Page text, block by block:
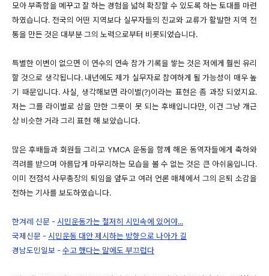
모아 부족함을 메꾸고 잘 하는 경험을 넓혀 확장할 수 있도록 하는 토대를 마련
하였습니다. 전국의 어떤 지역보다 실무자들의 친교와 교류가 활발한 지역 전
통을 만든 것은 대부분 그의 노력으로부터 비롯되었습니다.
특별한 이변이 없으면 이 연수의 연속 참가 기록을 쌓는 것은 저에게 훨씬 유리
할 것으로 생각됩니다. 내년에도 제가 실무자로 참여하게 될 가능성이 매우 높
기 때문입니다. 사실, 생각해보면 라이벌(?)이라는 표현은 좀 과장 되었지요.
저는 그를 라이벌로 삼을 만한 그릇이 못 되는 후배입니다만, 이건 그냥 개근
상 비슷한 거라 그리 표현 해 보았습니다.
많은 후배들과 회원들 그리고 YMCA 운동을 함께 해온 동역자들에게 축하와
격려를 받으며 아름답게 마무리하는 모습을 볼 수 없는 것은 큰 아쉬움입니다.
이미 전점석 사무총장의 퇴임을 앞두고 여러 언론 매체에서 그의 은퇴 소감을
전하는 기사를 보도하였습니다.
한겨레 신문 - 시민운동가는 철저히 시민속에 있어야...
국제신문 - 시민운동 대안 제시하는 방향으로 나아가 길
경남도민일보 - 수고 했다는 말에도 부끄럽다